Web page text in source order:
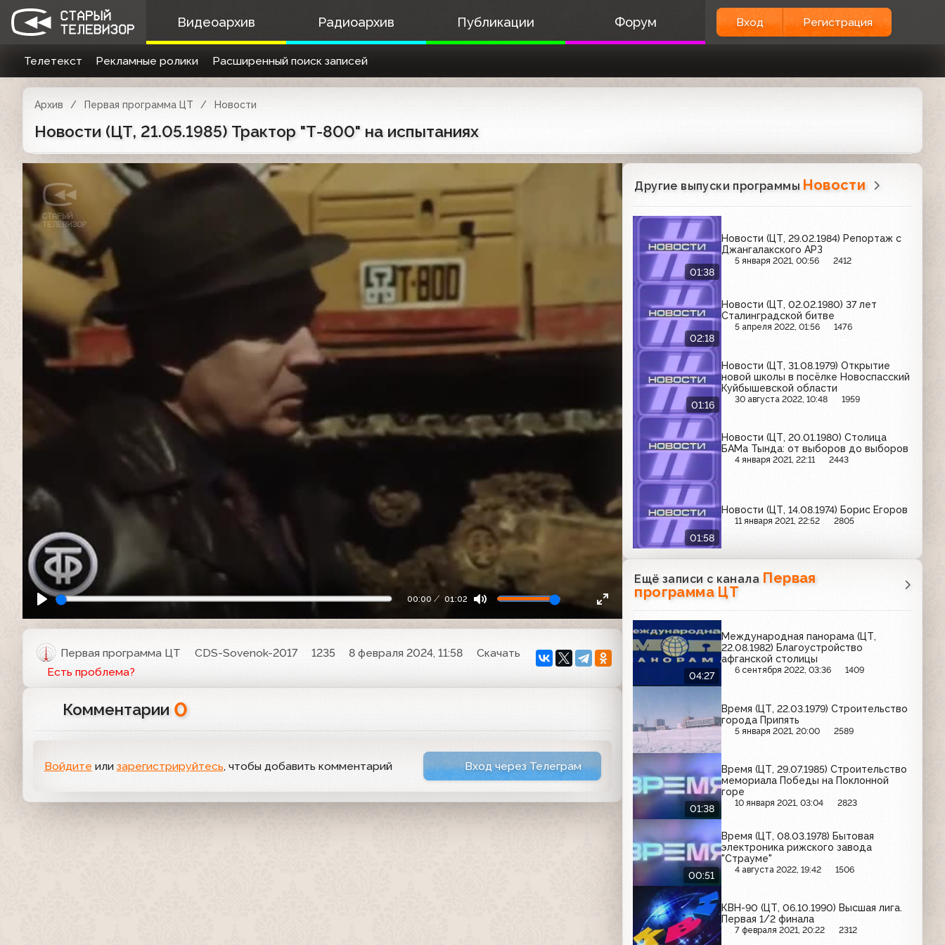
Видеоархив Радиоархив Публикации Форум Вход Регистрация
Телетекст Рекламные ролики Расширенный поиск записей
Архив Первая программа ЦТ Новости
Новости (ЦТ, 21.05.1985) Трактор "Т-800" на испытаниях
00:00 01:02
Первая программа ЦТ CDS-Sovenok-2017 1235 8 февраля 2024, 11:58
Скачать
Есть проблема?
Комментарии 0
Войдите или зарегистрируйтесь, чтобы добавить комментарий Вход через Телеграм
Другие выпуски программы Новости
01:38
Новости (ЦТ, 29.02.1984) Репортаж с
Джангалакского АРЗ
5 января 2021, 00:56 2412
02:18
Новости (ЦТ, 02.02.1980) 37 лет
Сталинградской битве
5 апреля 2022, 01:56 1476
01:16
Новости (ЦТ, 31.08.1979) Открытие
новой школы в посёлке Новоспасский
Куйбышевской области
30 августа 2022, 10:48 1959
Новости (ЦТ, 20.01.1980) Столица
БАМа Тында: от выборов до выборов
4 января 2021, 22:11 2443
01:58
Новости (ЦТ, 14.08.1974) Борис Егоров
11 января 2021, 22:52 2805
Ещё записи с канала Первая
программа ЦТ
04:27
Международная панорама (ЦТ,
22.08.1982) Благоустройство
афганской столицы
6 сентября 2022, 03:36 1409
Время (ЦТ, 22.03.1979) Строительство
города Припять
5 января 2021, 20:00 2589
01:38
Время (ЦТ, 29.07.1985) Строительство
мемориала Победы на Поклонной
горе
10 января 2021, 03:04 2823
00:51
Время (ЦТ, 08.03.1978) Бытовая
электроника рижского завода
"Страуме"
4 августа 2022, 19:42 1506
КВН-90 (ЦТ, 06.10.1990) Высшая лига.
Первая 1/2 финала
7 февраля 2021, 20:22 2312